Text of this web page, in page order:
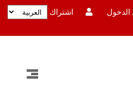
اشتراك